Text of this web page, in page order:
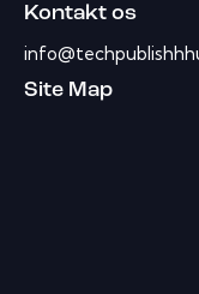
Kontakt os
Site Map